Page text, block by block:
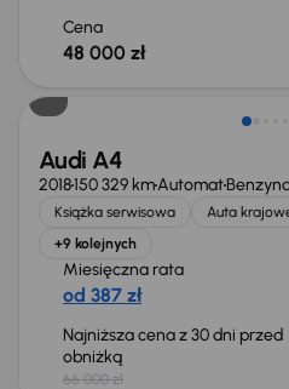
Cena
48 000 zł
Taniej o 1 000 zł
Audi A4
2018150 329 kmAutomat
Książka serwisowa Auta
+9 kolejnych
Miesięczna rata
od 387 zł
Najniższa cena z 30 dni przed
obniżką
66 000 zł